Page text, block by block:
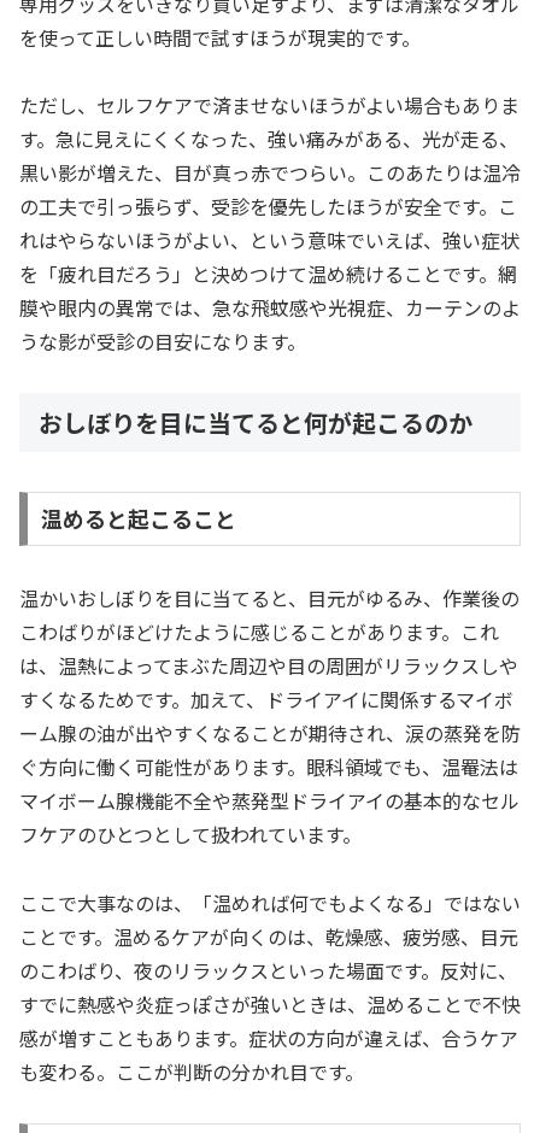
を使って正しい時間で試すほうが現実的です。
ただし、セルフケアで済ませないほうがよい場合もありま
す。急に見えにくくなった、強い痛みがある、光が走る、
黒い影が増えた、目が真っ赤でつらい。このあたりは温冷
の工夫で引っ張らず、受診を優先したほうが安全です。こ
れはやらないほうがよい、という意味でいえば、強い症状
を「疲れ目だろう」と決めつけて温め続けることです。網
膜や眼内の異常では、急な飛蚊感や光視症、カーテンのよ
うな影が受診の目安になります。
おしぼりを目に当てると何が起こるのか
温めると起こること
温かいおしぼりを目に当てると、目元がゆるみ、作業後の
こわばりがほどけたように感じることがあります。これ
は、温熱によってまぶた周辺や目の周囲がリラックスしや
すくなるためです。加えて、ドライアイに関係するマイボ
ーム腺の油が出やすくなることが期待され、涙の蒸発を防
ぐ方向に働く可能性があります。眼科領域でも、温罨法は
マイボーム腺機能不全や蒸発型ドライアイの基本的なセル
フケアのひとつとして扱われています。
ここで大事なのは、「温めれば何でもよくなる」ではない
ことです。温めるケアが向くのは、乾燥感、疲労感、目元
のこわばり、夜のリラックスといった場面です。反対に、
すでに熱感や炎症っぽさが強いときは、温めることで不快
感が増すこともあります。症状の方向が違えば、合うケア
も変わる。ここが判断の分かれ目です。